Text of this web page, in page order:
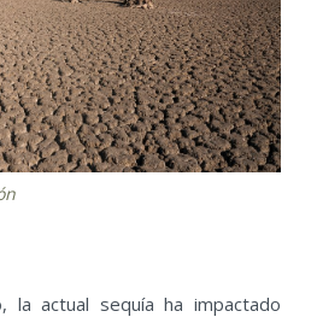
la actual sequía ha impactado